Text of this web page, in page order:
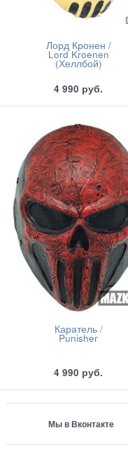
Лорд Кронен /
Lord Kroenen
(Хеллбой)
4 990 руб.
Каратель /
Punisher
4 990 руб.
Мы в Вконтакте